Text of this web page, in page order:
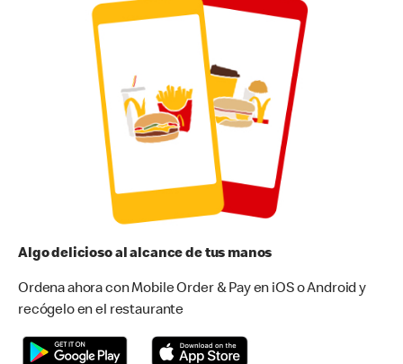
Algo delicioso al alcance de tus manos
Ordena ahora con Mobile Order & Pay en iOS o Android y
recógelo en el restaurante